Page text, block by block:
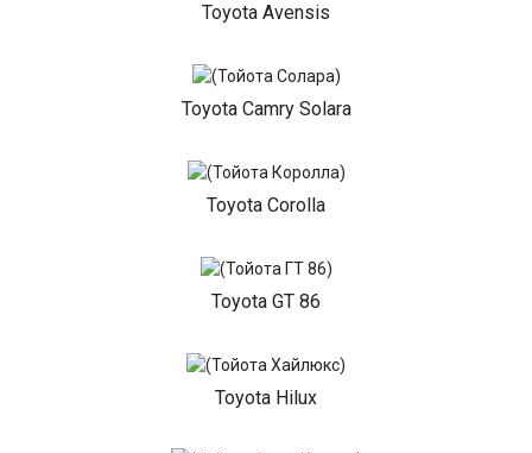
Toyota Avensis
Toyota Camry Solara
Toyota Corolla
Toyota GT 86
Toyota Hilux